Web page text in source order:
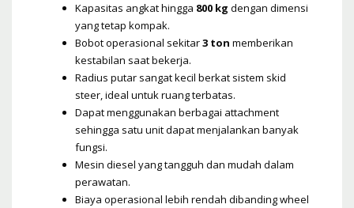
Kapasitas angkat hingga 800 kg dengan dimensi
yang tetap kompak.
Bobot operasional sekitar3 ton memberikan
kestabilan saat bekerja.
Radius putar sangat kecil berkat sistem skid
steer, ideal untuk ruang terbatas.
Dapat menggunakan berbagai attachment
sehingga satu unit dapat menjalankan banyak
fungsi.
Mesin diesel yang tangguh dan mudah dalam
perawatan.
Biaya operasional lebih rendah dibanding wheel